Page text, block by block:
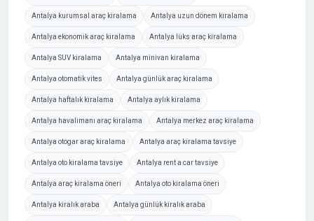
Antalya kurumsal araç kiralama Antalya uzun dönem kiralama
Antalya ekonomik araç kiralama Antalya lüks araç kiralama
Antalya SUV kiralama Antalya minivan kiralama
Antalya otomatik vites Antalya günlük araç kiralama
Antalya haftalık kiralama Antalya aylık kiralama
Antalya havalimanı araç kiralama Antalya merkez araç kiralama
Antalya otogar araç kiralama Antalya araç kiralama tavsiye
Antalya oto kiralama tavsiye Antalya rent a car tavsiye
Antalya araç kiralama öneri Antalya oto kiralama öneri
Antalya kiralık araba Antalya günlük kiralık araba